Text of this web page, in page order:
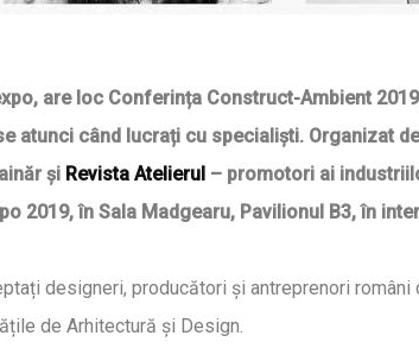
are loc Conferința Construct-Ambient
atunci când lucrați cu specialiști. Organizat
și Revista Atelierul – promotori ai
2019, în Sala Madgearu, Pavilionul B3, în
designeri, producători și antreprenori
de Arhitectură și Design.